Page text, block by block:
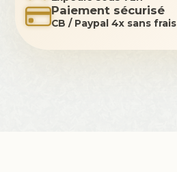
Paiement sécurisé
CB / Paypal 4x sans frais